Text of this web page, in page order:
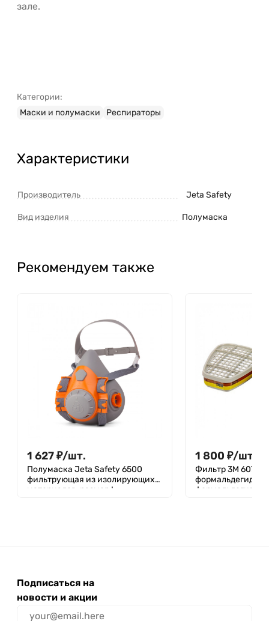
зале.
Категории:
Маски и полумаски
Респираторы
Характеристики
Производитель Jeta Safety
Вид изделия Полумаска
Рекомендуем также
1 627₽/шт.
Полумаска Jeta Safety 6500
фильтрующая из изолирующих
материалов, размер L
1 800 ₽/шт.
Фильтр 3М 6075
формальдегид) от
формальдегидов
Подписаться на
новости и акции